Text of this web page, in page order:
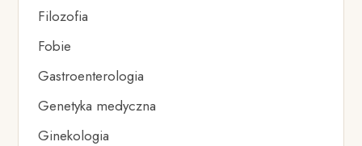
Filozofia
Fobie
Gastroenterologia
Genetyka medyczna
Ginekologia